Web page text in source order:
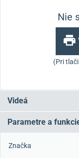
Nie
(Pri
Videá
Parametre a
Značka